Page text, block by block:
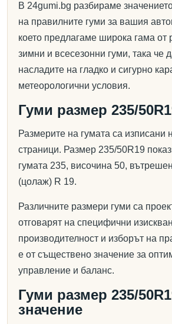
В 24gumi.bg разбираме
на правилните гуми за вашия
което предлагаме широка гама от
зимни и всесезонни гуми, така че
насладите на гладко и сигурно
метеорологични условия.
Гуми размер 235/
Размерите на гумата са изписани
страници. Размер 235/50R19
гумата 235, височина 50,
(цолаж) R 19.
Различните размери гуми са
отговарят на специфични
производителност и изборът на
е от съществено значение за
управление и баланс.
Гуми размер 235/
значение